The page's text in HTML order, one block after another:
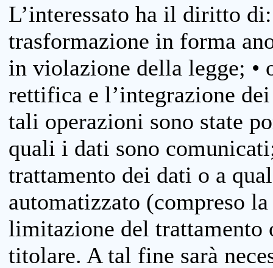
L’interessato ha il diritto
trasformazione in forma
in violazione della legge; •
rettifica e l’integrazione
tali operazioni sono state
quali i dati sono
trattamento dei dati o a
automatizzato (compreso
limitazione del trattamento
titolare. A tal fine sarà